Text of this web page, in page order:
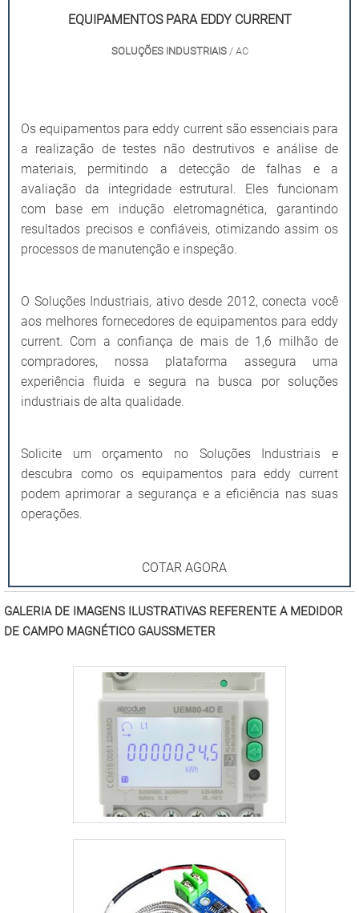
EQUIPAMENTOS PARA EDDY CURRENT
SOLUÇÕES INDUSTRIAIS/ AC
Os equipamentos para eddy current são essenciais para
a realização de testes não destrutivos e análise de
materiais, permitindo a detecção de falhas e a
avaliação da integridade estrutural. Eles funcionam
com base em indução eletromagnética, garantindo
resultados precisos e confiáveis, otimizando assim os
processos de manutenção e inspeção.
O Soluções Industriais, ativo desde 2012, conecta você
aos melhores fornecedores de equipamentos para eddy
current. Com a confiança de mais de 1,6 milhão de
compradores, nossa plataforma assegura uma
experiência fluida e segura na busca por soluções
industriais de alta qualidade.
Solicite um orçamento no Soluções Industriais e
descubra como os equipamentos para eddy current
podem aprimorar a segurança e a eficiência nas suas
operações.
COTAR AGORA
GALERIA DE IMAGENS ILUSTRATIVAS REFERENTE A MEDIDOR
DE CAMPO MAGNÉTICO GAUSSMETER